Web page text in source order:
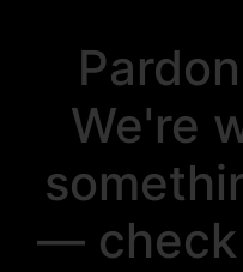
We're
— check